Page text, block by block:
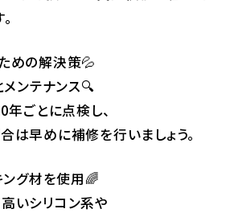
めの解決策💦
ンテナンス🔍
ごとに点検し、
は早めに補修を行いましょう。
グ材を使用🌈
いシリコン系や